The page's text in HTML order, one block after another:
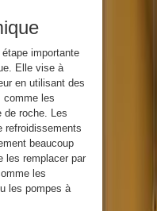
étape importante
Elle vise à
en utilisant des
comme les
de roche. Les
refroidissements
beaucoup
les remplacer par
les
les pompes à